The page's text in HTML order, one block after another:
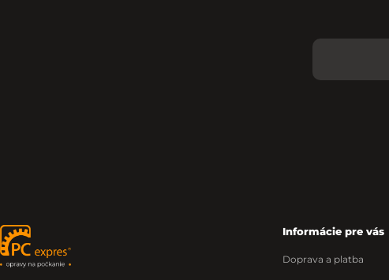
Zápätie
Informácie pre vás
Doprava a platba